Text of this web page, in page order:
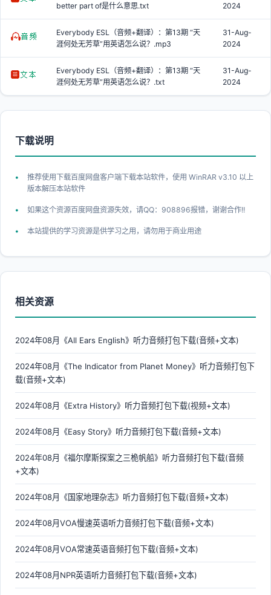
better part of是什么意思.txt 2024
Everybody ESL（音频+翻译）：第13期 “天
涯何处无芳草”用英语怎么说？.mp3
31-Aug-
2024
Everybody ESL（音频+翻译）：第13期 “天
涯何处无芳草”用英语怎么说？.txt
31-Aug-
2024
下载说明
推荐使用下载百度网盘客户端下载本站软件，使用 WinRAR v3.10 以上
版本解压本站软件
如果这个资源百度网盘资源失效，请QQ：908896报错，谢谢合作!!
本站提供的学习资源是供学习之用，请勿用于商业用途
相关资源
2024年08月《All Ears English》听力音频打包下载(音频+文本)
2024年08月《The Indicator from Planet Money》听力音频打包下
载(音频+文本)
2024年08月《Extra History》听力音频打包下载(视频+文本)
2024年08月《Easy Story》听力音频打包下载(音频+文本)
2024年08月《福尔摩斯探案之三桅帆船》听力音频打包下载(音频
+文本)
2024年08月《国家地理杂志》听力音频打包下载(音频+文本)
2024年08月VOA慢速英语听力音频打包下载(音频+文本)
2024年08月VOA常速英语音频打包下载(音频+文本)
2024年08月NPR英语听力音频打包下载(音频+文本)